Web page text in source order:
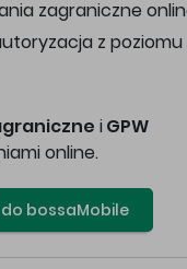
zagraniczne
z poziomu
i GPW
online.
do bossaMobile